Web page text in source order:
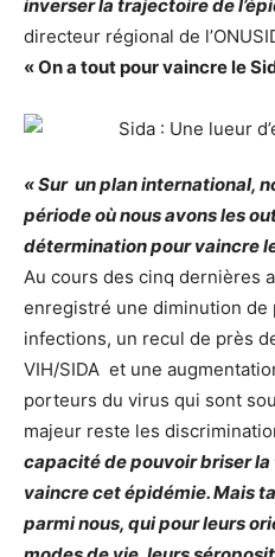
inverser la trajectoire de
directeur régional de
« On a tout pour vaincre le
« Sur un plan international,
période où nous avons les
détermination pour vaincre
Au cours des cinq dernières
enregistré une diminution de
infections, un recul de près
VIH/SIDA et une
porteurs du virus qui sont
majeur reste les
capacité de pouvoir briser
vaincre cet épidémie. Mais
parmi nous, qui pour leurs